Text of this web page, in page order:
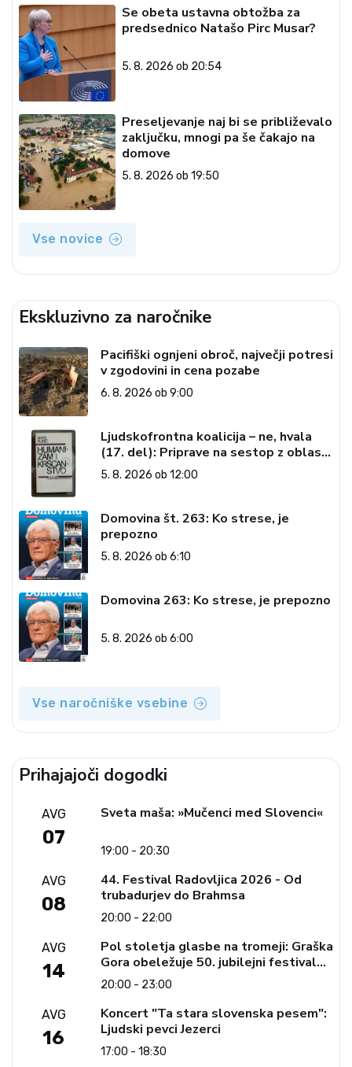
Se obeta ustavna obtožba za
predsednico Natašo Pirc Musar?
5. 8. 2026 ob 20:54
Preseljevanje naj bi se približevalo
zaključku, mnogi pa še čakajo na
domove
5. 8. 2026 ob 19:50
Vse novice
Ekskluzivno za naročnike
Pacifiški ognjeni obroč, največji potresi
v zgodovini in cena pozabe
6. 8. 2026 ob 9:00
Ljudskofrontna koalicija – ne, hvala
(17. del): Priprave na sestop z oblasti
– dvorska opozicija 6: Gramsci na delu:
Revija 2000 in revolucionarna
5. 8. 2026 ob 12:00
Domovina št. 263: Ko strese, je
prepozno
5. 8. 2026 ob 6:10
Domovina 263: Ko strese, je prepozno
5. 8. 2026 ob 6:00
Vse naročniške vsebine
Prihajajoči dogodki
AVG
07
Sveta maša: »Mučenci med Slovenci«
19:00 - 20:30
AVG
08
44. Festival Radovljica 2026 - Od
trubadurjev do Brahmsa
20:00 - 22:00
AVG
14
Pol stoletja glasbe na tromeji: Graška
Gora obeležuje 50. jubilejni festival
narodno-zabavne glasbe
20:00 - 23:00
AVG
16
Koncert "Ta stara slovenska pesem":
Ljudski pevci Jezerci
17:00 - 18:30